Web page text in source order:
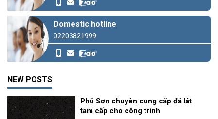
Domestic hotline
02203821999
NEW POSTS
Phú Sơn chuyên cung cấp đá lát
tam cấp cho công trình